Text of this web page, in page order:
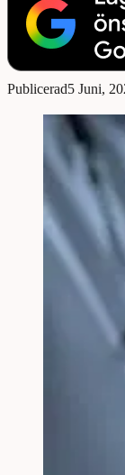
Publicerad5 Juni,